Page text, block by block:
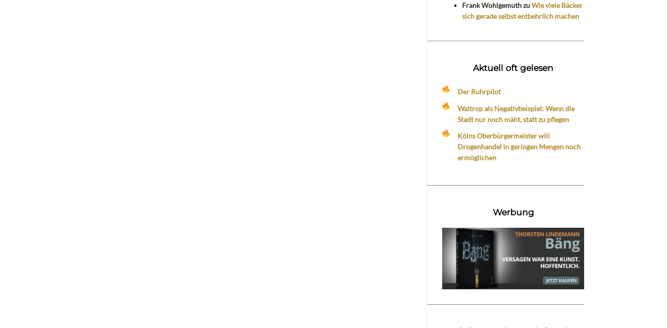
Frank WohlgemuthzuWie viele Bäcker
sich gerade selbst entbehrlich machen
Aktuell oft gelesen
Der Ruhrpilot
Waltrop als Negativbeispiel: Wenn die
Stadt nur noch mäht, statt zu pflegen
Kölns Oberbürgermeister will
Drogenhandel in geringen Mengen noch
ermöglichen
Werbung